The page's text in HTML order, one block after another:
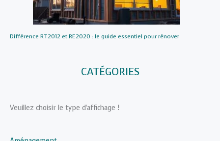
Différence RT2012 et RE2020 : le guide essentiel pour rénover
CATÉGORIES
Veuillez choisir le type d'affichage !